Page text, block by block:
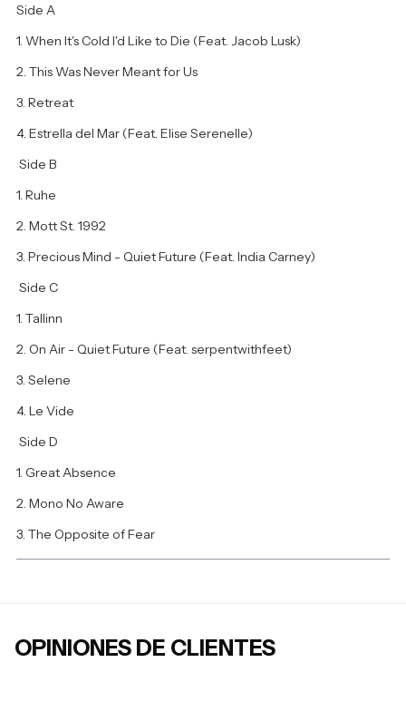
Side A
1. When It's Cold I'd Like to Die (Feat. Jacob Lusk)
2. This Was Never Meant for Us
3. Retreat
4. Estrella del Mar (Feat. Elise Serenelle)
Side B
1. Ruhe
2. Mott St. 1992
3. Precious Mind - Quiet Future (Feat. India Carney)
Side C
1. Tallinn
2. On Air - Quiet Future (Feat. serpentwithfeet)
3. Selene
4. Le Vide
Side D
1. Great Absence
2. Mono No Aware
3. The Opposite of Fear
OPINIONES DE CLIENTES